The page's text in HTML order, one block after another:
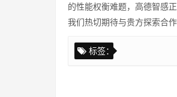
的性能权衡难题，高德智感
我们热切期待与贵方探索合
标签：